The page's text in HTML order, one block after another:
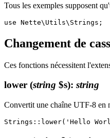
Tous les exemples supposent
Changement de
Ces fonctions nécessitent
lower (string $s): string
Convertit une chaîne UTF-8 en